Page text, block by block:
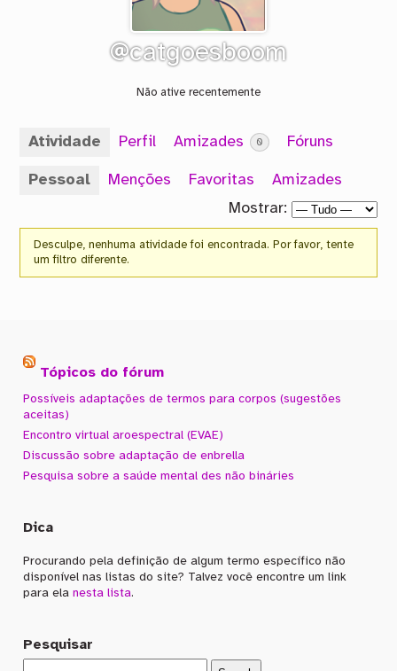
@catgoesboom
Não ative recentemente
Atividade Perfil Amizades 0 Fóruns
Pessoal Menções Favoritas
Amizades
Mostrar:
Desculpe, nenhuma atividade foi encontrada. Por favor, tente
um filtro diferente.
Tópicos do fórum
Possíveis adaptações de termos para corpos (sugestões
aceitas)
Encontro virtual aroespectral (EVAE)
Discussão sobre adaptação de enbrella
Pesquisa sobre a saúde mental des não bináries
Dica
Procurando pela definição de algum termo específico não
disponível nas listas do site? Talvez você encontre um link
para elanesta lista.
Pesquisar